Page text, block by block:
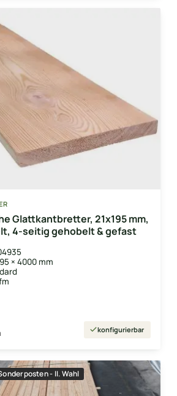
Glattkantbretter, 21x195 mm,
4-seitig gehobelt & gefast
× 4000 mm
konfigurierbar
- II. Wahl